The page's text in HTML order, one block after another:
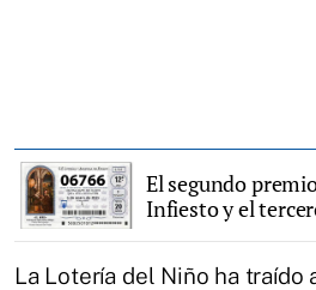
El segundo
Infiesto y el
La Lotería del Niño ha traído